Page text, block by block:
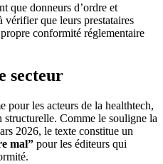
que donneurs d’ordre et
vérifier que leurs prestataires
conformité réglementaire
secteur
pour les acteurs de la healthtech,
structurelle. Comme le souligne la
2026, le texte constitue un
mal” pour les éditeurs qui